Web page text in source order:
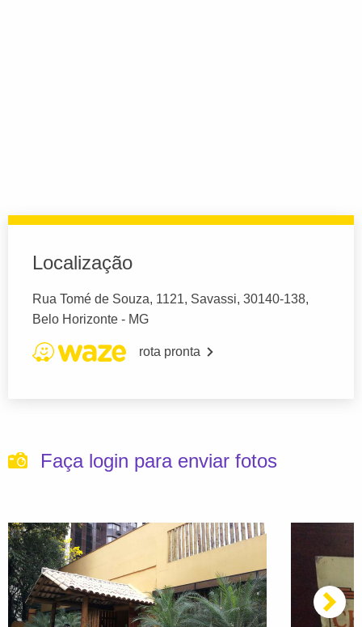
Localização
Rua Tomé de Souza, 1121, Savassi, 30140-138,
Belo Horizonte - MG
rota pronta
Faça login para enviar fotos